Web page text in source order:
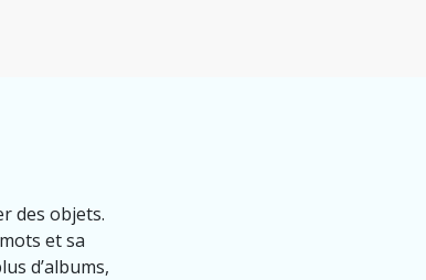
des objets.
et sa
d’albums,